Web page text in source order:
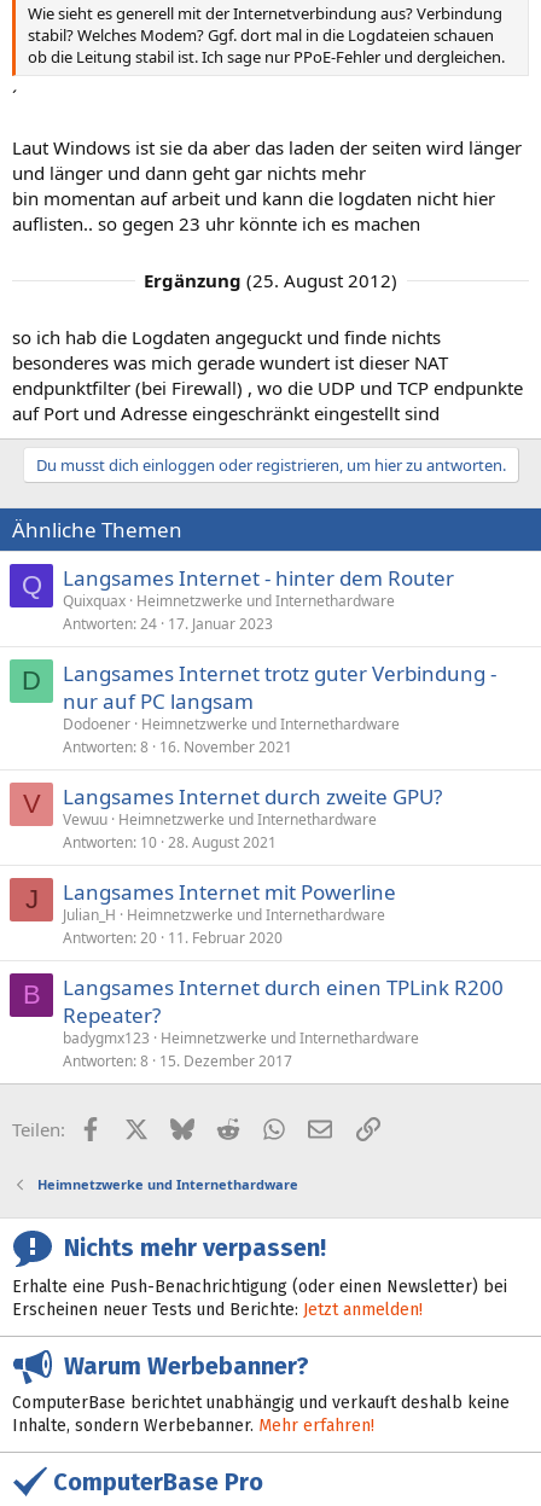
Wie sieht es generell mit der Internetverbindung aus? Verbindung
stabil? Welches Modem? Ggf. dort mal in die Logdateien schauen
ob die Leitung stabil ist. Ich sage nur PPoE-Fehler und dergleichen.
´
Laut Windows ist sie da aber das laden der seiten wird länger
und länger und dann geht gar nichts mehr
bin momentan auf arbeit und kann die logdaten nicht hier
auflisten.. so gegen 23 uhr könnte ich es machen
Ergänzung (25. August 2012)
so ich hab die Logdaten angeguckt und finde nichts
besonderes was mich gerade wundert ist dieser NAT
endpunktfilter (bei Firewall) , wo die UDP und TCP endpunkte
auf Port und Adresse eingeschränkt eingestellt sind
Du musst dich einloggen oder registrieren, um hier zu antworten.
Ähnliche Themen
Q Langsames Internet - hinter dem Router
Quixquax Heimnetzwerke und Internethardware
Antworten 24 17. Januar 2023
D
Langsames Internet trotz guter Verbindung -
nur auf PC langsam
Dodoener Heimnetzwerke und Internethardware
Antworten 8 16. November 2021
V Langsames Internet durch zweite GPU?
Vewuu Heimnetzwerke und Internethardware
Antworten 10 28. August 2021
J Langsames Internet mit Powerline
Julian_H
Heimnetzwerke und Internethardware
Antworten 20 11. Februar 2020
B
Langsames Internet durch einen TPLink R200
Repeater?
badygmx123
Heimnetzwerke und Internethardware
Antworten 8 15. Dezember 2017
Teilen: FacebookX (Twitter)
BlueskyRedditWhatsApp
E-MailLink
Heimnetzwerke und Internethardware
Nichts mehr verpassen!
Erhalte eine Push-Benachrichtigung (oder einen Newsletter) bei
Erscheinen neuer Tests und Berichte: Jetzt anmelden!
Warum Werbebanner?
ComputerBase berichtet unabhängig und verkauft deshalb keine
Inhalte, sondern Werbebanner. Mehr erfahren!
ComputerBase Pro